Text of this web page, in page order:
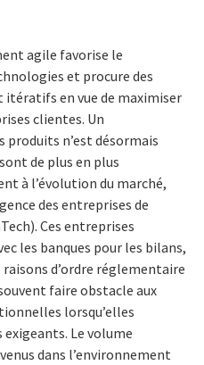
agile favorise le
et procure des
itératifs en vue de maximiser
clientes. Un
n’est désormais
de plus en plus
à l’évolution du marché,
des entreprises de
Ces entreprises
les banques pour les bilans,
raisons d’ordre réglementaire
faire obstacle aux
lorsqu’elles
Le volume
dans l’environnement